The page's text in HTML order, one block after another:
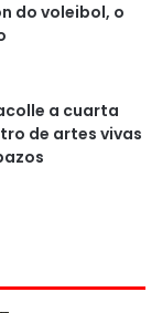
do voleibol, o
a cuarta
de artes vivas